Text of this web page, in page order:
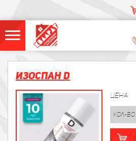
Изоспан D
ЦЕНА
кол-во